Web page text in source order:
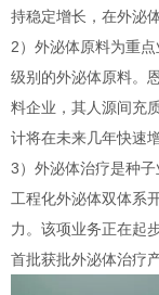
持稳定增长，在外泌
2）外泌体原料为重
级别的外泌体原料。
料企业，其人源间充
计将在未来几年快速增
3）外泌体治疗是种
工程化外泌体双体系
力。该项业务正在起
首批获批外泌体治疗